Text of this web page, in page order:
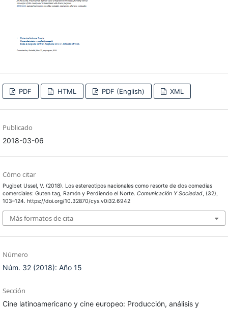
PDF HTML PDF (English) XML
Publicado
2018-03-06
Cómo citar
Pugibet Ussel, V. (2018). Los estereotipos nacionales como resorte de dos comedias
comerciales: Guten tag, Ramón y Perdiendo el Norte. Comunicación Y Sociedad, (32),
103–124. https://doi.org/10.32870/cys.v0i32.6942
Más formatos de cita
Número
Núm. 32 (2018): Año 15
Sección
Cine latinoamericano y cine europeo: Producción, análisis y